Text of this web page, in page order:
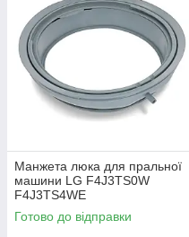
Манжета люка для пральної
машини LG F4J3TS0W
F4J3TS4WE
Готово до відправки